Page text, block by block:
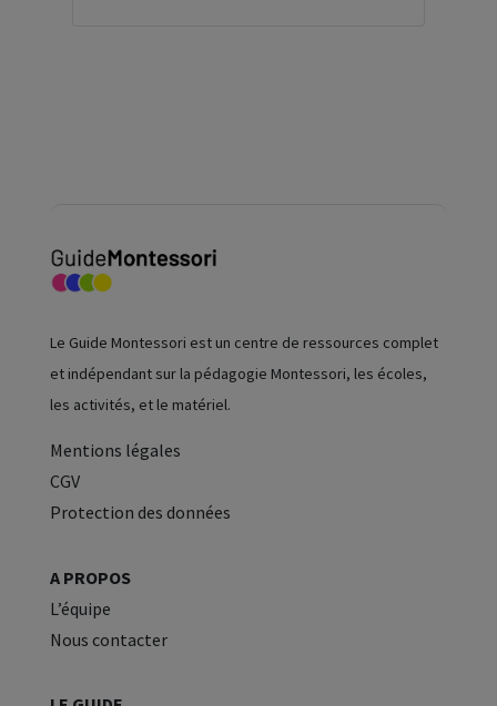
Le Guide Montessori est un centre de ressources complet
et indépendant sur la pédagogie Montessori, les écoles,
les activités, et le matériel.
Mentions légales
CGV
Protection des données
A PROPOS
L’équipe
Nous contacter